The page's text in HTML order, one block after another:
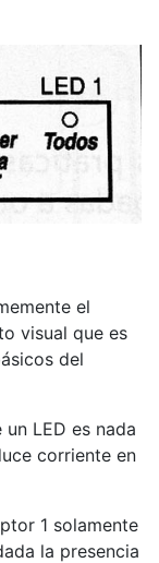
el
visual que es
del
LED es nada
corriente en
1 solamente
la presencia